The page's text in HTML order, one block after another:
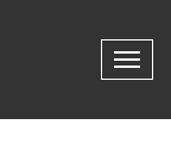
N
v